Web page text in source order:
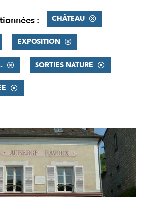
: CHÂTEAU
EXPOSITION
SORTIES NATURE